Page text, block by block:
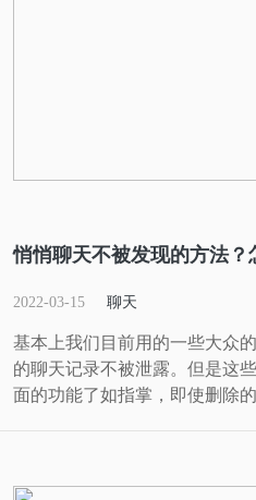
悄悄聊天不被发现的方法？
2022-03-15 聊天
基本上我们目前用的一些大众
的聊天记录不被泄露。但是这
面的功能了如指掌，即使删除